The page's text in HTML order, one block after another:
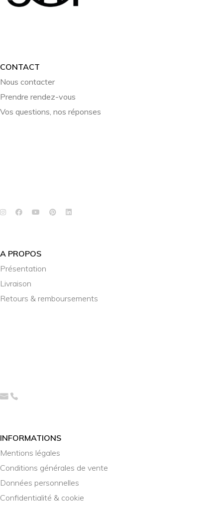
CONTACT
Nous contacter
Prendre rendez-vous
Vos questions, nos réponses
A PROPOS
Présentation
Livraison
Retours & remboursements
INFORMATIONS
Mentions légales
Conditions générales de vente
Données personnelles
Confidentialité & cookie